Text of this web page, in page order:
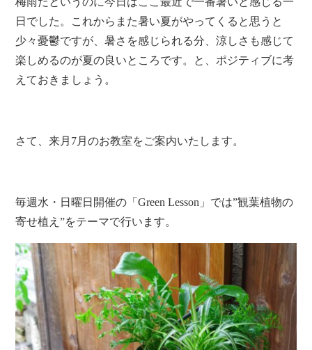
日でした。これからまた暑い夏がやってくると思うと
少々憂鬱ですが、暑さを感じられる分、涼しさも感じて
楽しめるのが夏の良いところです。と、ポジティブに考
えておきましょう。
さて、来月7月のお教室をご案内いたします。
毎週水・日曜日開催の「Green Lesson」では”観葉植物の
寄せ植え”をテーマで行います。